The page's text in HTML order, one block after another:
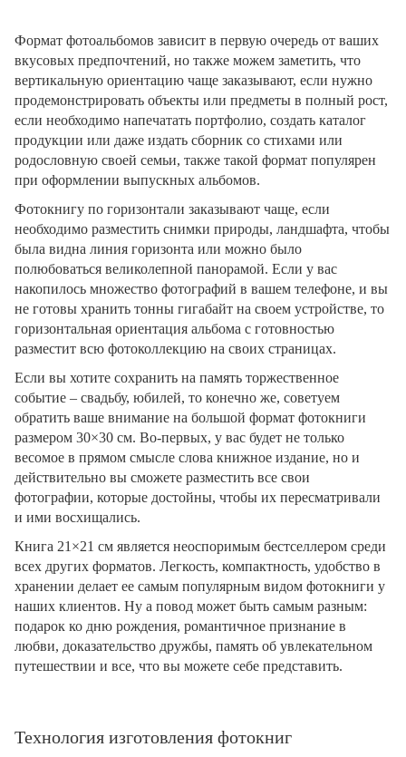
Формат фотоальбомов зависит в первую очередь от ваших
вкусовых предпочтений, но также можем заметить, что
вертикальную ориентацию чаще заказывают, если нужно
продемонстрировать объекты или предметы в полный рост,
если необходимо напечатать портфолио, создать каталог
продукции или даже издать сборник со стихами или
родословную своей семьи, также такой формат популярен
при оформлении выпускных альбомов.
Фотокнигу по горизонтали заказывают чаще, если
необходимо разместить снимки природы, ландшафта, чтобы
была видна линия горизонта или можно было
полюбоваться великолепной панорамой. Если у вас
накопилось множество фотографий в вашем телефоне, и вы
не готовы хранить тонны гигабайт на своем устройстве, то
горизонтальная ориентация альбома с готовностью
разместит всю фотоколлекцию на своих страницах.
Если вы хотите сохранить на память торжественное
событие – свадьбу, юбилей, то конечно же, советуем
обратить ваше внимание на большой формат фотокниги
размером 30×30 см. Во-первых, у вас будет не только
весомое в прямом смысле слова книжное издание, но и
действительно вы сможете разместить все свои
фотографии, которые достойны, чтобы их пересматривали
и ими восхищались.
Книга 21×21 см является неоспоримым бестселлером среди
всех других форматов. Легкость, компактность, удобство в
хранении делает ее самым популярным видом фотокниги у
наших клиентов. Ну а повод может быть самым разным:
подарок ко дню рождения, романтичное признание в
любви, доказательство дружбы, память об увлекательном
путешествии и все, что вы можете себе представить.
Технология изготовления фотокниг